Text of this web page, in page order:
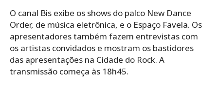
O canal Bis exibe os shows do palco New Dance
Order, de música eletrônica, e o Espaço Favela. Os
apresentadores também fazem entrevistas com
os artistas convidados e mostram os bastidores
das apresentações na Cidade do Rock. A
transmissão começa às 18h45.